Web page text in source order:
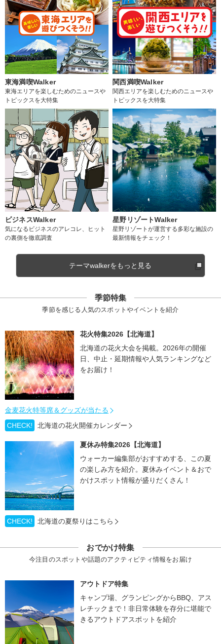
東海満喫Walker
東海エリアを楽しむためのニュースや
トピックスを大特集
関西満喫Walker
関西エリアを楽しむためのニュースや
トピックスを大特集
ビジネスWalker
気になるビジネスのアレコレ、ヒット
の裏側を徹底調査
星野リゾートWalker
星野リゾートが運営する多彩な施設の
最新情報をチェック！
テーマwalkerをもっと見る
季節特集
季節を感じる人気のスポットやイベントを紹介
花火特集2026【北海道】
北海道の花火大会を掲載。2026年の開催
日、中止・延期情報や人気ランキングなど
をお届け！
金麦花火特等席＆グッズが当たる
CHECK!
北海道の花火開催カレンダー
夏休み特集2026【北海道】
ウォーカー編集部がおすすめする、この夏
の楽しみ方を紹介。夏休みイベント＆おで
かけスポット情報が盛りだくさん！
CHECK! 北海道の夏祭りはこちら
おでかけ特集
今注目のスポットや話題のアクティビティ情報をお届け
アウトドア特集
キャンプ場、グランピングからBBQ、アス
レチックまで！非日常体験を存分に堪能で
きるアウトドアスポットを紹介